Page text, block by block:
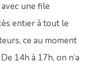
une file
entier à tout le
ce au moment
14h à 17h, on n’a